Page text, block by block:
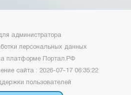
администратора
персональных данных
платформе
Портал.РФ
сайта : 2026-07-17 06:35:22
пользователей